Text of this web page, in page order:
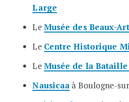
Large
Le Musée des Beaux-
Le Centre Historique
Le Musée de la
Nausicaa à Boulogne-